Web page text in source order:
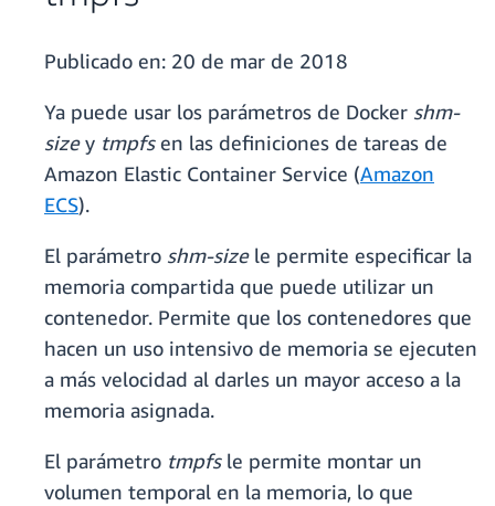
Publicado en: 20 de mar de 2018
Ya puede usar los parámetros de Docker shm-
sizey tmpfsen las definiciones de tareas de
Amazon Elastic Container Service (Amazon
ECS).
El parámetro shm-sizele permite especificar la
memoria compartida que puede utilizar un
contenedor. Permite que los contenedores que
hacen un uso intensivo de memoria se ejecuten
a más velocidad al darles un mayor acceso a la
memoria asignada.
El parámetro tmpfsle permite montar un
volumen temporal en la memoria, lo que